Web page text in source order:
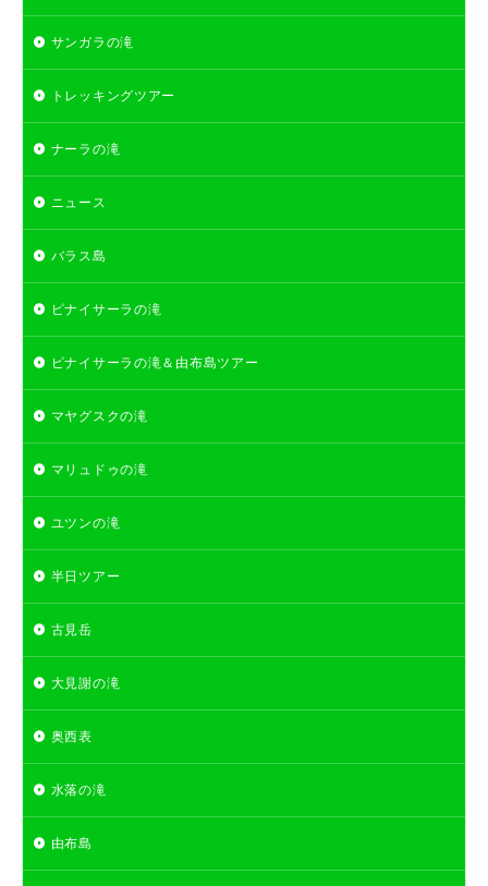
サンガラの滝
トレッキングツアー
ナーラの滝
ニュース
バラス島
ピナイサーラの滝
ピナイサーラの滝＆由布島ツアー
マヤグスクの滝
マリュドゥの滝
ユツンの滝
半日ツアー
古見岳
大見謝の滝
奥西表
水落の滝
由布島